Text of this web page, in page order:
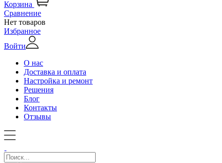
Корзина
Сравнение
Нет товаров
Избранное
Войти
О нас
Доставка и оплата
Настройка и ремонт
Решения
Блог
Контакты
Отзывы